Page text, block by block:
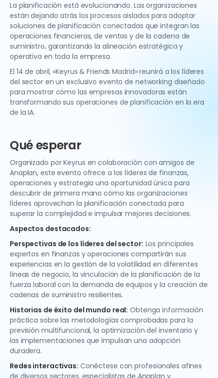
La planificación está evolucionando. Las organizaciones
están dejando atrás los procesos aislados para adoptar
soluciones de planificación conectadas que integran las
operaciones financieras, de ventas y de la cadena de
suministro, garantizando la alineación estratégica y
operativa en toda la empresa.
El 14 de abril, «Keyrus & Friends Madrid» reunirá a los líderes
del sector en un exclusivo evento de networking diseñado
para mostrar cómo las empresas innovadoras están
transformando sus operaciones de planificación en la era
de la IA.
Qué esperar
Organizado por Keyrus en colaboración con amigos de
Anaplan, este evento ofrece a los líderes de finanzas,
operaciones y estrategia una oportunidad única para
descubrir de primera mano cómo las organizaciones
líderes aprovechan la planificación conectada para
superar la complejidad e impulsar mejores decisiones.
Aspectos destacados:
Perspectivas de los líderes del sector: Los principales
expertos en finanzas y operaciones compartirán sus
experiencias en la gestión de la volatilidad en diferentes
líneas de negocio, la vinculación de la planificación de la
fuerza laboral con la demanda de equipos y la creación de
cadenas de suministro resilientes.
Historias de éxito del mundo real: Obtenga información
práctica sobre las metodologías comprobadas para la
previsión multifuncional, la optimización del inventario y
las implementaciones que impulsan una adopción
duradera.
Redes interactivas: Conéctese con profesionales afines
de diversos sectores, especialistas de Anaplan y